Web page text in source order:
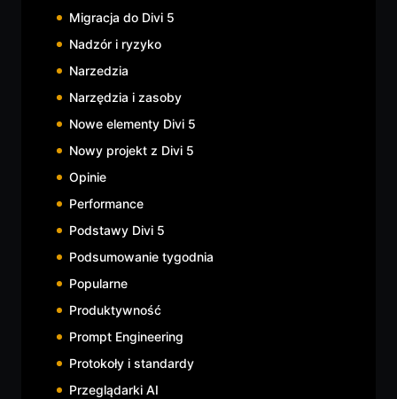
Migracja do Divi 5
Nadzór i ryzyko
Narzedzia
Narzędzia i zasoby
Nowe elementy Divi 5
Nowy projekt z Divi 5
Opinie
Performance
Podstawy Divi 5
Podsumowanie tygodnia
Popularne
Produktywność
Prompt Engineering
Protokoły i standardy
Przeglądarki AI